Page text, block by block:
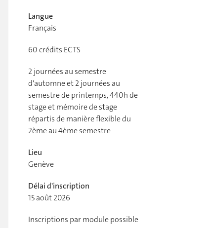
Langue
Français
60crédits ECTS
2 journées au semestre
d'automne et 2 journées au
semestre de printemps, 440h de
stage et mémoire de stage
répartis de manière flexible du
2ème au 4ème semestre
Lieu
Genève
Délai d'inscription
15 août 2026
Inscriptions par module possible